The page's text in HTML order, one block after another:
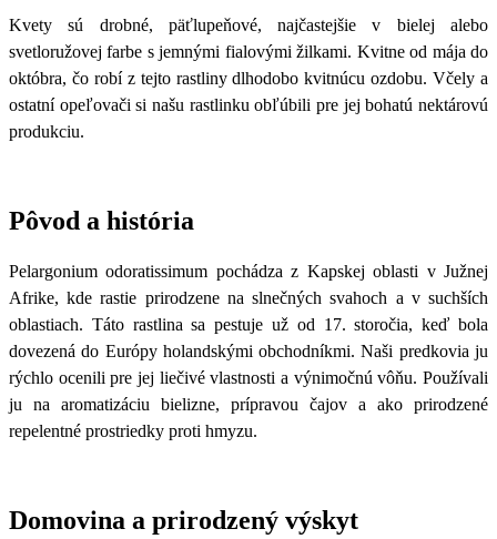
Kvety sú drobné, päťlupeňové, najčastejšie v bielej alebo
svetloružovej farbe s jemnými fialovými žilkami. Kvitne od mája do
októbra, čo robí z tejto rastliny dlhodobo kvitnúcu ozdobu. Včely a
ostatní opeľovači si našu rastlinku obľúbili pre jej bohatú nektárovú
produkciu.
Pôvod a história
Pelargonium odoratissimum pochádza z Kapskej oblasti v Južnej
Afrike, kde rastie prirodzene na slnečných svahoch a v suchších
oblastiach. Táto rastlina sa pestuje už od 17. storočia, keď bola
dovezená do Európy holandskými obchodníkmi. Naši predkovia ju
rýchlo ocenili pre jej liečivé vlastnosti a výnimočnú vôňu. Používali
ju na aromatizáciu bielizne, prípravou čajov a ako prirodzené
repelentné prostriedky proti hmyzu.
Domovina a prirodzený výskyt